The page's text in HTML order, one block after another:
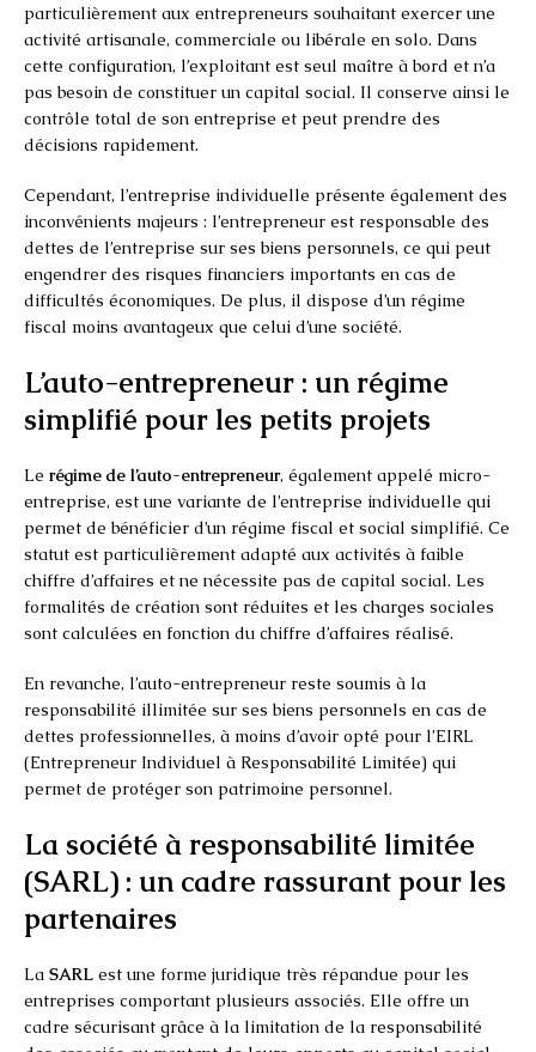
particulièrement aux entrepreneurs souhaitant exercer une
activité artisanale, commerciale ou libérale en solo. Dans
cette configuration, l’exploitant est seul maître à bord et n’a
pas besoin de constituer un capital social. Il conserve ainsi le
contrôle total de son entreprise et peut prendre des
décisions rapidement.
Cependant, l’entreprise individuelle présente également des
inconvénients majeurs : l’entrepreneur est responsable des
dettes de l’entreprise sur ses biens personnels, ce qui peut
engendrer des risques financiers importants en cas de
difficultés économiques. De plus, il dispose d’un régime
fiscal moins avantageux que celui d’une société.
L’auto-entrepreneur : un régime
simplifié pour les petits projets
Le régime de l’auto-entrepreneur, également appelé micro-
entreprise, est une variante de l’entreprise individuelle qui
permet de bénéficier d’un régime fiscal et social simplifié. Ce
statut est particulièrement adapté aux activités à faible
chiffre d’affaires et ne nécessite pas de capital social. Les
formalités de création sont réduites et les charges sociales
sont calculées en fonction du chiffre d’affaires réalisé.
En revanche, l’auto-entrepreneur reste soumis à la
responsabilité illimitée sur ses biens personnels en cas de
dettes professionnelles, à moins d’avoir opté pour l’EIRL
(Entrepreneur Individuel à Responsabilité Limitée) qui
permet de protéger son patrimoine personnel.
La société à responsabilité limitée
(SARL) : un cadre rassurant pour les
partenaires
La SARL est une forme juridique très répandue pour les
entreprises comportant plusieurs associés. Elle offre un
cadre sécurisant grâce à la limitation de la responsabilité